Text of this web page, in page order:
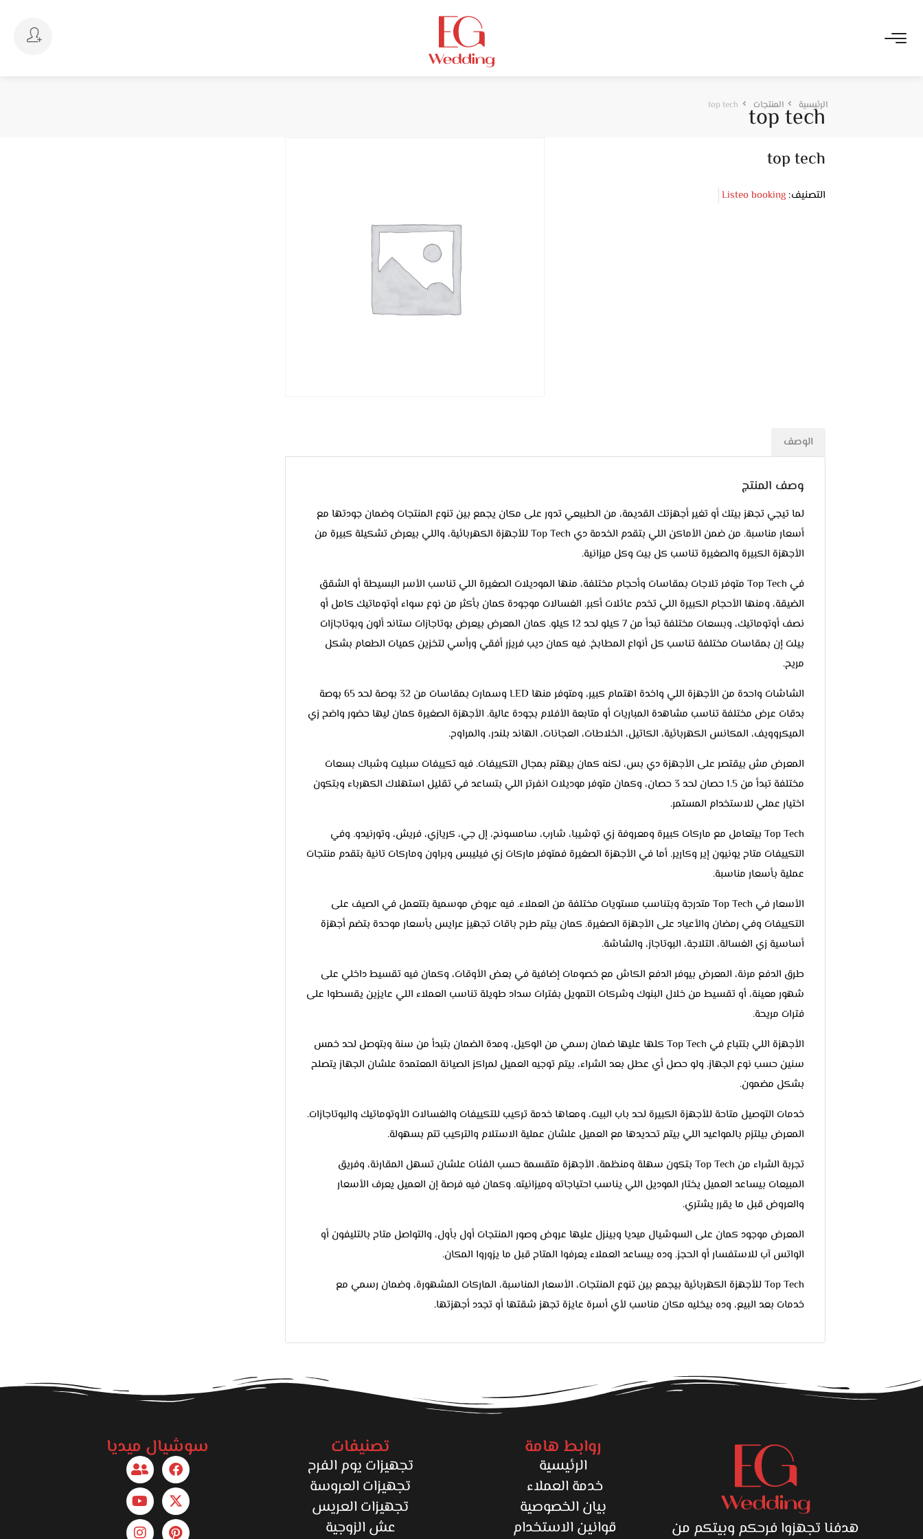
top tech
الرئيسية المنتجات top tech
top tech
التصنيف: Listeo booking
الوصف
وصف المنتج
لما تيجي تجهز بيتك أو تغير أجهزتك القديمة، من الطبيعي تدور على مكان يجمع بين تنوع المنتجات وضمان جودتها مع
أسعار مناسبة. من ضمن الأماكن اللي بتقدم الخدمة دي Top Tech للأجهزة الكهربائية، واللي بيعرض تشكيلة كبيرة من
الأجهزة الكبيرة والصغيرة تناسب كل بيت وكل ميزانية.
في Top Tech متوفر تلاجات بمقاسات وأحجام مختلفة، منها الموديلات الصغيرة اللي تناسب الأسر البسيطة أو الشقق
الضيقة، ومنها الأحجام الكبيرة اللي تخدم عائلات أكبر. الغسالات موجودة كمان بأكثر من نوع سواء أوتوماتيك كامل أو
نصف أوتوماتيك، وبسعات مختلفة تبدأ من 7 كيلو لحد 12 كيلو. كمان المعرض بيعرض بوتاجازات ستاند ألون وبوتاجازات
بيلت إن بمقاسات مختلفة تناسب كل أنواع المطابخ. فيه كمان ديب فريزر أفقي ورأسي لتخزين كميات الطعام بشكل
مريح.
الشاشات واحدة من الأجهزة اللي واخدة اهتمام كبير، ومتوفر منها LED وسمارت بمقاسات من 32 بوصة لحد 65 بوصة
بدقات عرض مختلفة تناسب مشاهدة المباريات أو متابعة الأفلام بجودة عالية. الأجهزة الصغيرة كمان ليها حضور واضح زي
الميكروويف، المكانس الكهربائية، الكاتيل، الخلاطات، العجانات، الهاند بلندر، والمراوح.
المعرض مش بيقتصر على الأجهزة دي بس، لكنه كمان بيهتم بمجال التكييفات. فيه تكييفات سبليت وشباك بسعات
مختلفة تبدأ من 1.5 حصان لحد 3 حصان، وكمان متوفر موديلات انفرتر اللي بتساعد في تقليل استهلاك الكهرباء وبتكون
اختيار عملي للاستخدام المستمر.
Top Tech بيتعامل مع ماركات كبيرة ومعروفة زي توشيبا، شارب، سامسونج، إل جي، كريازي، فريش، وتورنيدو. وفي
التكييفات متاح يونيون إير وكارير. أما في الأجهزة الصغيرة فمتوفر ماركات زي فيليبس وبراون وماركات تانية بتقدم منتجات
عملية بأسعار مناسبة.
الأسعار في Top Tech متدرجة وبتناسب مستويات مختلفة من العملاء. فيه عروض موسمية بتتعمل في الصيف على
التكييفات وفي رمضان والأعياد على الأجهزة الصغيرة. كمان بيتم طرح باقات تجهيز عرايس بأسعار موحدة بتضم أجهزة
أساسية زي الغسالة، التلاجة، البوتاجاز، والشاشة.
طرق الدفع مرنة، المعرض بيوفر الدفع الكاش مع خصومات إضافية في بعض الأوقات، وكمان فيه تقسيط داخلي على
شهور معينة، أو تقسيط من خلال البنوك وشركات التمويل بفترات سداد طويلة تناسب العملاء اللي عايزين يقسطوا على
فترات مريحة.
الأجهزة اللي بتتباع في Top Tech كلها عليها ضمان رسمي من الوكيل، ومدة الضمان بتبدأ من سنة وبتوصل لحد خمس
سنين حسب نوع الجهاز. ولو حصل أي عطل بعد الشراء، بيتم توجيه العميل لمراكز الصيانة المعتمدة علشان الجهاز يتصلح
بشكل مضمون.
خدمات التوصيل متاحة للأجهزة الكبيرة لحد باب البيت، ومعاها خدمة تركيب للتكييفات والغسالات الأوتوماتيك والبوتاجازات.
المعرض بيلتزم بالمواعيد اللي بيتم تحديدها مع العميل علشان عملية الاستلام والتركيب تتم بسهولة.
تجربة الشراء من Top Tech بتكون سهلة ومنظمة، الأجهزة متقسمة حسب الفئات علشان تسهل المقارنة، وفريق
المبيعات بيساعد العميل يختار الموديل اللي يناسب احتياجاته وميزانيته. وكمان فيه فرصة إن العميل يعرف الأسعار
والعروض قبل ما يقرر يشتري.
المعرض موجود كمان على السوشيال ميديا وبينزل عليها عروض وصور المنتجات أول بأول، والتواصل متاح بالتليفون أو
الواتس آب للاستفسار أو الحجز. وده بيساعد العملاء يعرفوا المتاح قبل ما يزوروا المكان.
Top Tech للأجهزة الكهربائية بيجمع بين تنوع المنتجات، الأسعار المناسبة، الماركات المشهورة، وضمان رسمي مع
خدمات بعد البيع، وده بيخليه مكان مناسب لأي أسرة عايزة تجهز شقتها أو تجدد أجهزتها.
هدفنا تجهزوا فرحكم وبيتكم من
روابط هامة
الرئيسية
خدمة العملاء
بيان الخصوصية
قوانين الاستخدام
تصنيفات
تجهيزات يوم الفرح
تجهيزات العروسة
تجهيزات العريس
عش الزوجية
سوشيال ميديا